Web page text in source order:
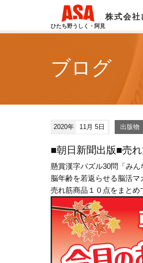
ひたち野うしく・阿見
株式会
ブログ
2020年 11月 5日 出版物
■朝日新聞出版■売
懸賞漢字パズル30問「みん
脳年齢を若返らせる脳活マ
売れ筋商品１０点をまとめ